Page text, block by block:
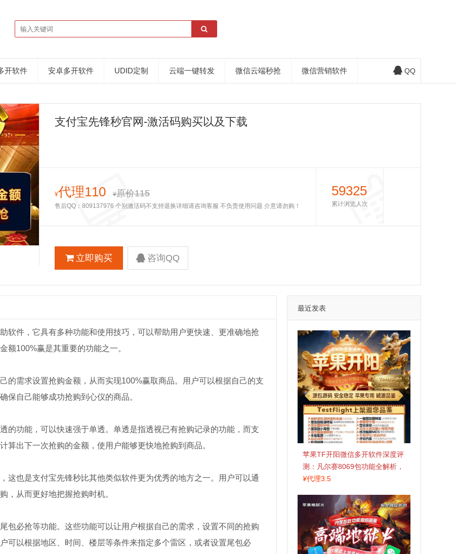
开软件 安卓多开软件 UDID定制 云端一键转发 微信云端秒抢 微信营销软件 QQ
支付宝先锋秒官网-激活码购买以及下载
¥代理110 ¥原价115
售后QQ：809137976 个别激活码不支持退换详细请咨询客服 不负责使用问题 介意请勿购！
59325
累计浏览人次
立即购买 咨询QQ
软件，它具有多种功能和使用技巧，可以帮助用户更快速、更准确地抢
额100%赢是其重要的功能之一。
的需求设置抢购金额，从而实现100%赢取商品。用户可以根据自己的支
保自己能够成功抢购到心仪的商品。
的功能，可以快速强于单透。单透是指透视已有抢购记录的功能，而支
算出下一次抢购的金额，使用户能够更快地抢购到商品。
这也是支付宝先锋秒比其他类似软件更为优秀的地方之一。用户可以通
，从而更好地把握抢购时机。
包必抢等功能。这些功能可以让用户根据自己的需求，设置不同的抢购
可以根据地区、时间、楼层等条件来指定多个雷区，或者设置尾包必
最近发表
苹果TF开阳微信多开软件深度评
测：凡尔赛8069包功能全解析，
TestFlight稳定版上架，激活认准
¥代理3.5